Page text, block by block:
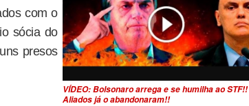
com o
sócia do
presos
VÍDEO: Bolsonaro arrega e se humilha ao STF!!
Aliados já o abandonaram!!